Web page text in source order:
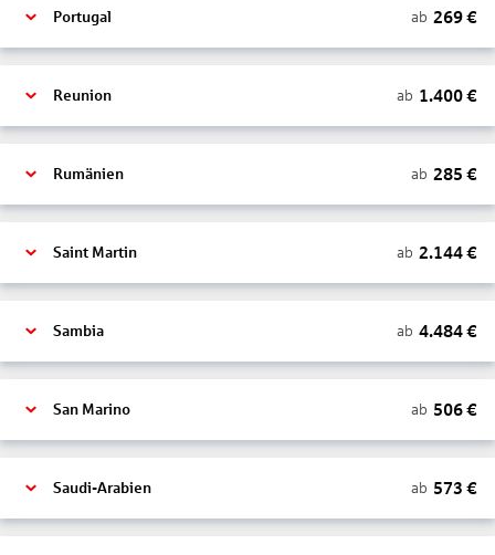
Portugal ab 269€
Reunion ab 1.400€
Rumänien ab 285 €
Saint Martin ab 2.144€
Sambia ab 4.484€
San Marino ab 506€
Saudi-Arabien ab 573 €